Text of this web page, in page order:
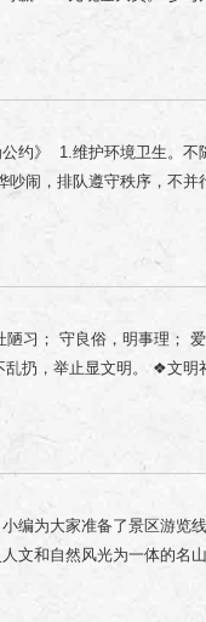
上烧烤和啤酒 晚风轻拂 美
隐退 我们一起在星空下
旅不缺遗憾... 鹊桥上、紫
桥 此时 爱意不需要遮遮掩
漫步山间 看云卷云舒、
或上传拍摄好的视频作品
水印，时长15秒以上； 参
“@石家庄市鹿泉区抱犊寨
。 创作者不限制发布作品
方推流行为； 参赛者同
15日下午四点截止数据统
【石家庄市鹿泉区抱犊寨
等奖（1名）：奖励人民
500+； 三等奖（3名）：
票一套，包括双程索道+
第17-36名。 抱犊寨景区
抱犊寨风景区】私信通知
到游客中心前台领取奖品，
公约》 1.维护环境卫生。
闹，排队遵守秩序，不并
实，不追捉、投打、乱喂动
。 5.爱惜公共设施。不污
别人权利。不强行和外宾
提倡健康娱乐。抵制封建
陋习； 守良俗，明事理；
扔，举止显文明。 ❖文
景，一言一行要文明。 ❖
景区，戴好口罩保距离。
疫情防控信息，合理安排
接受测量体温、查验健康
影响他人。 爱惜生态环境
编为大家准备了景区游览
文和自然风光为一体的名
的升高，感受不同角度不